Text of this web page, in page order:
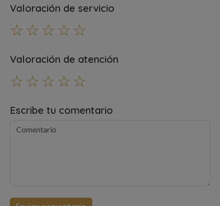
Valoración de servicio
☆ ☆ ☆ ☆ ☆
Valoración de atención
☆ ☆ ☆ ☆ ☆
Escribe tu comentario